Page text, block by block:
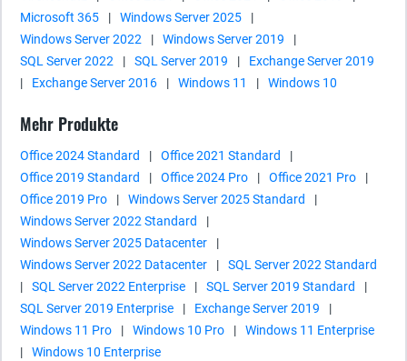
Microsoft 365
| Windows Server 2025
|
Windows Server 2022
| Windows Server 2019
|
SQL Server 2022
| SQL Server 2019 |
Exchange Server 2019
|
Exchange Server 2016 | Windows 11 | Windows 10
Mehr Produkte
Office 2024 Standard | Office 2021 Standard
|
Office 2019 Standard
| Office 2024 Pro | Office 2021 Pro
|
Office 2019 Pro
| Windows Server 2025 Standard
|
Windows Server 2022 Standard
|
Windows Server 2025 Datacenter
|
Windows Server 2022 Datacenter
|
SQL Server 2022 Standard
|
SQL Server 2022 Enterprise | SQL Server 2019 Standard
|
SQL Server 2019 Enterprise
| Exchange Server 2019
|
Windows 11 Pro
| Windows 10 Pro |
Windows 11 Enterprise
|
Windows 10 Enterprise